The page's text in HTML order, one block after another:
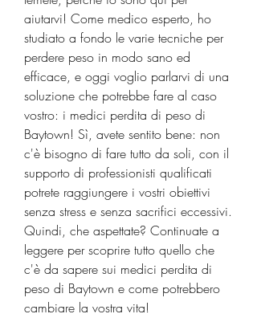
aiutarvi! Come medico esperto, ho
studiato a fondo le varie tecniche per
perdere peso in modo sano ed
efficace, e oggi voglio parlarvi di una
soluzione che potrebbe fare al caso
vostro: i medici perdita di peso di
Baytown! Sì, avete sentito bene: non
c'è bisogno di fare tutto da soli, con il
supporto di professionisti qualificati
potrete raggiungere i vostri obiettivi
senza stress e senza sacrifici eccessivi.
Quindi, che aspettate? Continuate a
leggere per scoprire tutto quello che
c'è da sapere sui medici perdita di
peso di Baytown e come potrebbero
cambiare la vostra vita!